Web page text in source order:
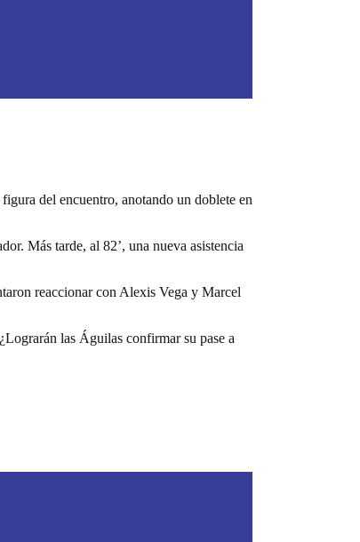
del encuentro, anotando un doblete en
Más tarde, al 82’, una nueva asistencia
reaccionar con Alexis Vega y Marcel
las Águilas confirmar su pase a